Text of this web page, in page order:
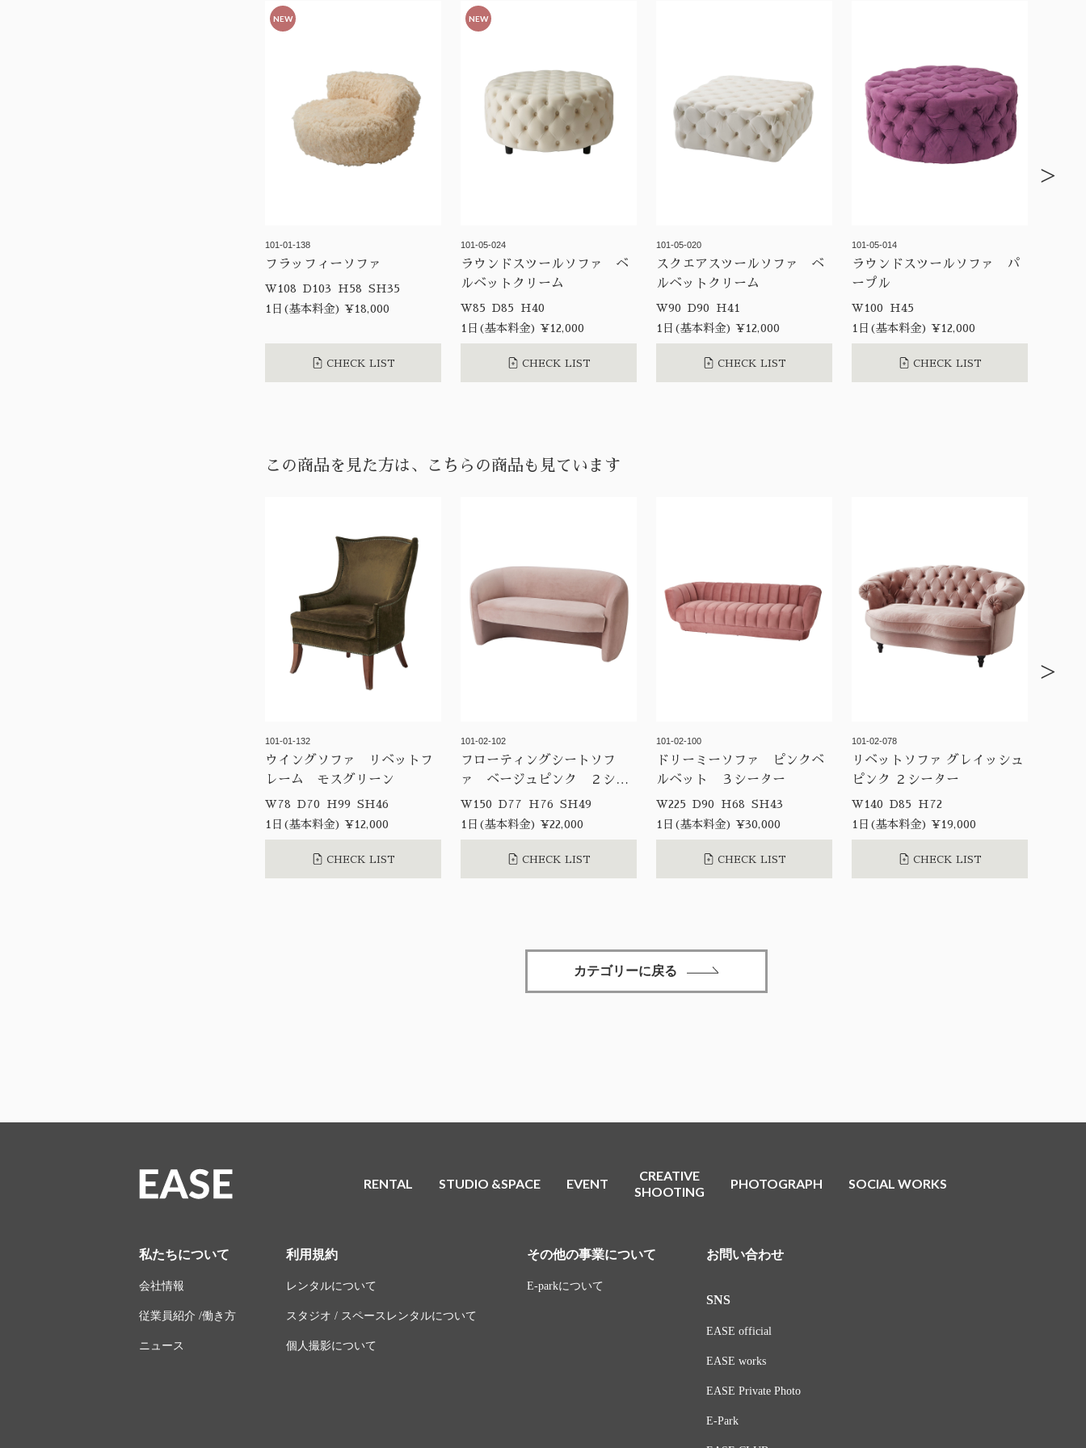
NEW
101-01-138
フラッフィーソファ
W108 D103 H58 SH35
1日(基本料金) ¥18,000
CHECK LIST
NEW
101-05-024
ラウンドスツールソファ ベ
ルベットクリーム
W85 D85 H40
1日(基本料金) ¥12,000
CHECK LIST
101-05-020
スクエアスツールソファ ベ
ルベットクリーム
W90 D90 H41
1日(基本料金) ¥12,000
CHECK LIST
101-05-014
ラウンドスツールソファ パ
ープル
W100 H45
1日(基本料金) ¥12,000
CHECK LIST
>
この商品を見た方は、こちらの商品も見ています
101-01-132
ウイングソファ リベットフ
レーム モスグリーン
W78 D70 H99 SH46
1日(基本料金) ¥12,000
CHECK LIST
101-02-102
フローティングシートソフ
ァ ベージュピンク ２シー
ター
W150 D77 H76 SH49
1日(基本料金) ¥22,000
CHECK LIST
101-02-100
ドリーミーソファ ピンクベ
ルベット ３シーター
W225 D90 H68 SH43
1日(基本料金) ¥30,000
CHECK LIST
101-02-078
リベットソファ グレイッシュ
ピンク ２シーター
W140 D85 H72
1日(基本料金) ¥19,000
CHECK LIST
>
カテゴリーに戻る
RENTAL STUDIO &SPACE EVENT
CREATIVE
SHOOTING
PHOTOGRAPH SOCIAL WORKS
私たちについて
会社情報
従業員紹介 /働き方
ニュース
利用規約
レンタルについて
スタジオ / スペースレンタルについて
個人撮影について
その他の事業について
E-parkについて
お問い合わせ
SNS
EASE official
EASE works
EASE Private Photo
E-Park